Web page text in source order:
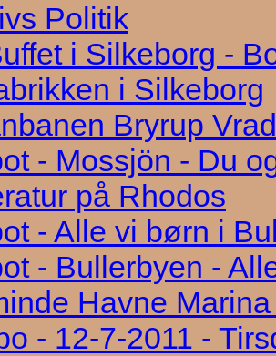
Politik
i Silkeborg -
i Silkeborg
Bryrup
- Mossjön - Du
på Rhodos
- Alle vi børn i
- Bullerbyen -
Havne
- 12-7-2011 -